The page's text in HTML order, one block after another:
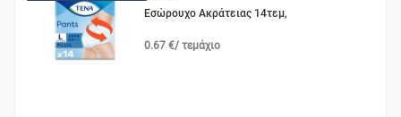
Εσώρουχο Ακράτειας 14τεμ,
0.67 €/ τεμάχιο